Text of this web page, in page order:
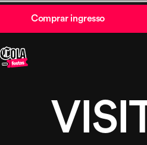
Comprar ingresso